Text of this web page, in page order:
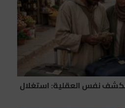
نفس العقلية: استغلال